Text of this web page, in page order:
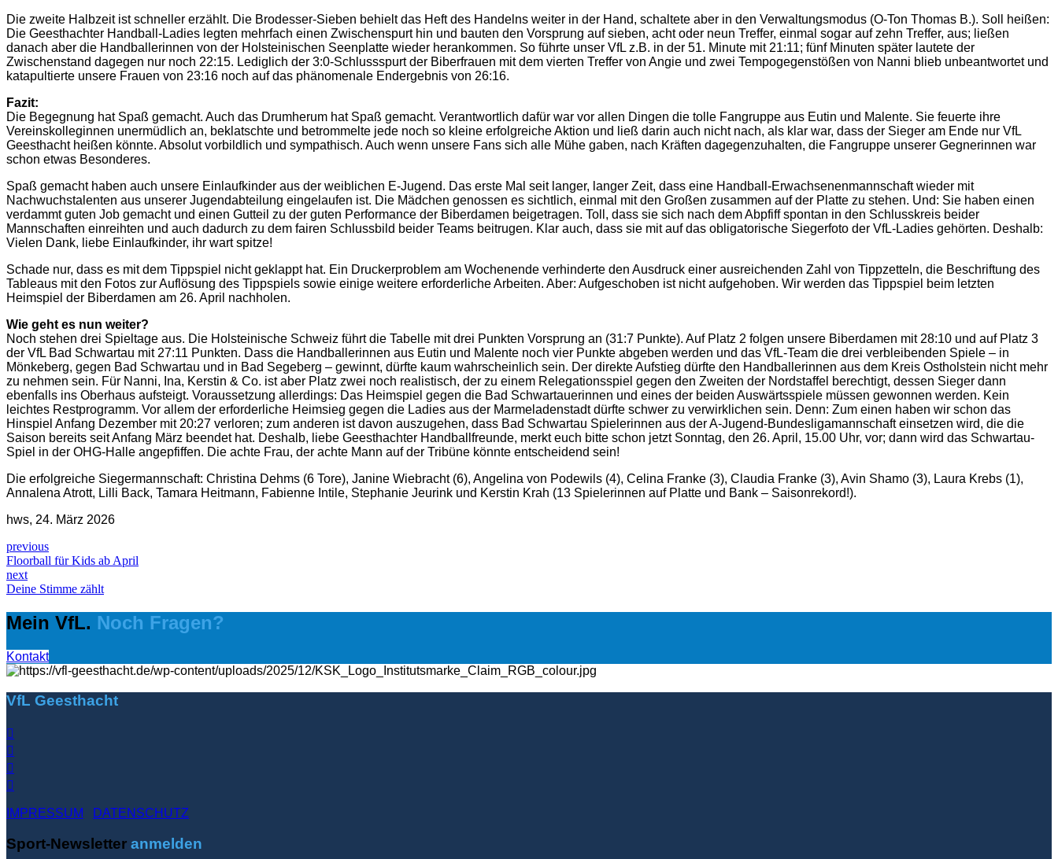
Die zweite Halbzeit ist schneller erzählt. Die Brodesser-Sieben behielt das Heft des Handelns weiter in der Hand, schaltete aber in den Verwaltungsmodus (O-Ton Thomas B.). Soll heißen:
Die Geesthachter Handball-Ladies legten mehrfach einen Zwischenspurt hin und bauten den Vorsprung auf sieben, acht oder neun Treffer, einmal sogar auf zehn Treffer, aus; ließen
danach aber die Handballerinnen von der Holsteinischen Seenplatte wieder herankommen. So führte unser VfL z.B. in der 51. Minute mit 21:11; fünf Minuten später lautete der
Zwischenstand dagegen nur noch 22:15. Lediglich der 3:0-Schlussspurt der Biberfrauen mit dem vierten Treffer von Angie und zwei Tempogegenstößen von Nanni blieb unbeantwortet und
katapultierte unsere Frauen von 23:16 noch auf das phänomenale Endergebnis von 26:16.
Fazit:
Die Begegnung hat Spaß gemacht. Auch das Drumherum hat Spaß gemacht. Verantwortlich dafür war vor allen Dingen die tolle Fangruppe aus Eutin und Malente. Sie feuerte ihre
Vereinskolleginnen unermüdlich an, beklatschte und betrommelte jede noch so kleine erfolgreiche Aktion und ließ darin auch nicht nach, als klar war, dass der Sieger am Ende nur VfL
Geesthacht heißen könnte. Absolut vorbildlich und sympathisch. Auch wenn unsere Fans sich alle Mühe gaben, nach Kräften dagegenzuhalten, die Fangruppe unserer Gegnerinnen war
schon etwas Besonderes.
Spaß gemacht haben auch unsere Einlaufkinder aus der weiblichen E-Jugend. Das erste Mal seit langer, langer Zeit, dass eine Handball-Erwachsenenmannschaft wieder mit
Nachwuchstalenten aus unserer Jugendabteilung eingelaufen ist. Die Mädchen genossen es sichtlich, einmal mit den Großen zusammen auf der Platte zu stehen. Und: Sie haben einen
verdammt guten Job gemacht und einen Gutteil zu der guten Performance der Biberdamen beigetragen. Toll, dass sie sich nach dem Abpfiff spontan in den Schlusskreis beider
Mannschaften einreihten und auch dadurch zu dem fairen Schlussbild beider Teams beitrugen. Klar auch, dass sie mit auf das obligatorische Siegerfoto der VfL-Ladies gehörten. Deshalb:
Vielen Dank, liebe Einlaufkinder, ihr wart spitze!
Schade nur, dass es mit dem Tippspiel nicht geklappt hat. Ein Druckerproblem am Wochenende verhinderte den Ausdruck einer ausreichenden Zahl von Tippzetteln, die Beschriftung des
Tableaus mit den Fotos zur Auflösung des Tippspiels sowie einige weitere erforderliche Arbeiten. Aber: Aufgeschoben ist nicht aufgehoben. Wir werden das Tippspiel beim letzten
Heimspiel der Biberdamen am 26. April nachholen.
Wie geht es nun weiter?
Noch stehen drei Spieltage aus. Die Holsteinische Schweiz führt die Tabelle mit drei Punkten Vorsprung an (31:7 Punkte). Auf Platz 2 folgen unsere Biberdamen mit 28:10 und auf Platz 3
der VfL Bad Schwartau mit 27:11 Punkten. Dass die Handballerinnen aus Eutin und Malente noch vier Punkte abgeben werden und das VfL-Team die drei verbleibenden Spiele ‒ in
Mönkeberg, gegen Bad Schwartau und in Bad Segeberg ‒ gewinnt, dürfte kaum wahrscheinlich sein. Der direkte Aufstieg dürfte den Handballerinnen aus dem Kreis Ostholstein nicht mehr
zu nehmen sein. Für Nanni, Ina, Kerstin & Co. ist aber Platz zwei noch realistisch, der zu einem Relegationsspiel gegen den Zweiten der Nordstaffel berechtigt, dessen Sieger dann
ebenfalls ins Oberhaus aufsteigt. Voraussetzung allerdings: Das Heimspiel gegen die Bad Schwartauerinnen und eines der beiden Auswärtsspiele müssen gewonnen werden. Kein
leichtes Restprogramm. Vor allem der erforderliche Heimsieg gegen die Ladies aus der Marmeladenstadt dürfte schwer zu verwirklichen sein. Denn: Zum einen haben wir schon das
Hinspiel Anfang Dezember mit 20:27 verloren; zum anderen ist davon auszugehen, dass Bad Schwartau Spielerinnen aus der A-Jugend-Bundesligamannschaft einsetzen wird, die die
Saison bereits seit Anfang März beendet hat. Deshalb, liebe Geesthachter Handballfreunde, merkt euch bitte schon jetzt Sonntag, den 26. April, 15.00 Uhr, vor; dann wird das Schwartau-
Spiel in der OHG-Halle angepfiffen. Die achte Frau, der achte Mann auf der Tribüne könnte entscheidend sein!
Die erfolgreiche Siegermannschaft: Christina Dehms (6 Tore), Janine Wiebracht (6), Angelina von Podewils (4), Celina Franke (3), Claudia Franke (3), Avin Shamo (3), Laura Krebs (1),
Annalena Atrott, Lilli Back, Tamara Heitmann, Fabienne Intile, Stephanie Jeurink und Kerstin Krah (13 Spielerinnen auf Platte und Bank – Saisonrekord!).
hws, 24. März 2026
previous
Floorball für Kids ab April
next
Deine Stimme zählt
Mein VfL. Noch Fragen?
Kontakt
VfL Geesthacht
IMPRESSUM DATENSCHUTZ
Sport-Newsletter anmelden